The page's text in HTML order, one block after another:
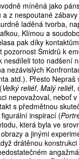
míněná jako
z nespoutané
laděná tvorba,
Klímou a
pak díky
pozornost Šmidrů k
nesdíleli toto nadšení
nezávislých
atd.). Přesto Nepraš
Velký reliéf, Malý reliéf,
nepovažoval, neboť v
s předmětnou
inspirací (
která byla ve
a jinými
drátěnou